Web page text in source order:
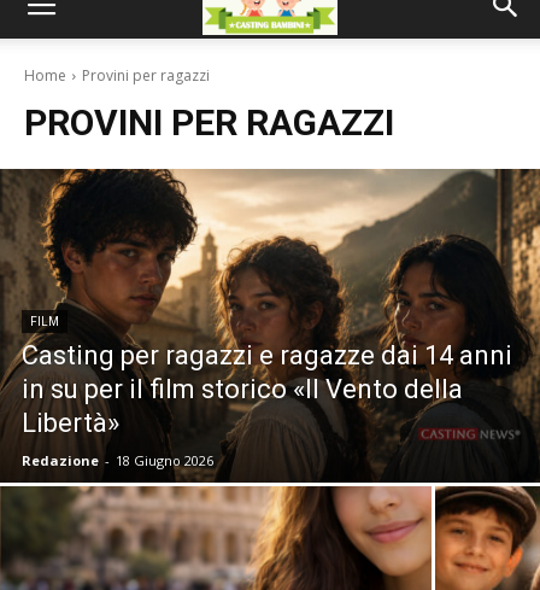
Home Provini per ragazzi
PROVINI PER RAGAZZI
FILM
Casting per ragazzi e ragazze dai 14 anni
in su per il film storico «Il Vento della
Libertà»
Redazione - 18 Giugno 2026